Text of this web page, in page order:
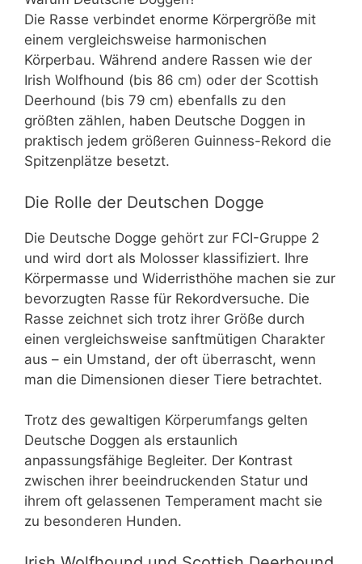
Die Rasse verbindet enorme Körpergröße mit
einem vergleichsweise harmonischen
Körperbau. Während andere Rassen wie der
Irish Wolfhound (bis 86 cm) oder der Scottish
Deerhound (bis 79 cm) ebenfalls zu den
größten zählen, haben Deutsche Doggen in
praktisch jedem größeren Guinness-Rekord die
Spitzenplätze besetzt.
Die Rolle der Deutschen Dogge
Die Deutsche Dogge gehört zur FCI-Gruppe 2
und wird dort als Molosser klassifiziert. Ihre
Körpermasse und Widerristhöhe machen sie zur
bevorzugten Rasse für Rekordversuche. Die
Rasse zeichnet sich trotz ihrer Größe durch
einen vergleichsweise sanftmütigen Charakter
aus – ein Umstand, der oft überrascht, wenn
man die Dimensionen dieser Tiere betrachtet.
Trotz des gewaltigen Körperumfangs gelten
Deutsche Doggen als erstaunlich
anpassungsfähige Begleiter. Der Kontrast
zwischen ihrer beeindruckenden Statur und
ihrem oft gelassenen Temperament macht sie
zu besonderen Hunden.